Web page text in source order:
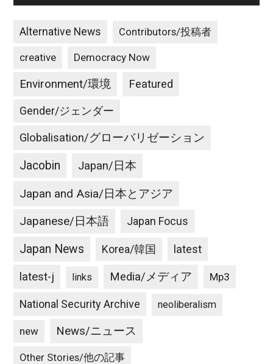
Alternative News Contributors/投稿者
creative Democracy Now
Environment/環境 Featured
Gender/ジェンダー
Globalisation/グローバリゼーション
Jacobin Japan/日本
Japan and Asia/日本とアジア
Japanese/日本語 Japan Focus
Japan News Korea/韓国 latest
latest-j links Media/メディア Mp3
National Security Archive neoliberalism
new News/ニュース
Other Stories/他の記事